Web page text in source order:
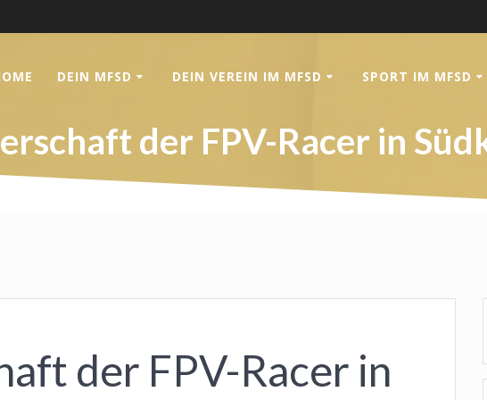
DEIN MFSD DEIN VEREIN IM MFSD SPORT IM MFSD
der FPV-Racer in
der FPV-Racer in